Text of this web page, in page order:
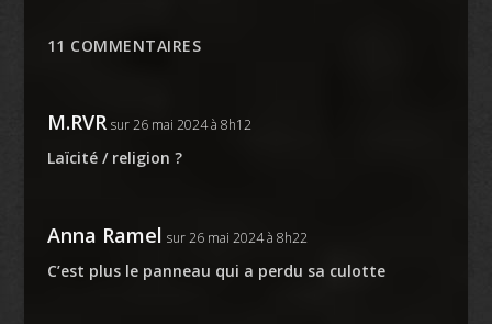
11 COMMENTAIRES
M.RVR sur 26 mai 2024 à 8h12
Laïcité / religion ?
Anna Ramel sur 26 mai 2024 à 8h22
C’est plus le panneau qui a perdu sa culotte